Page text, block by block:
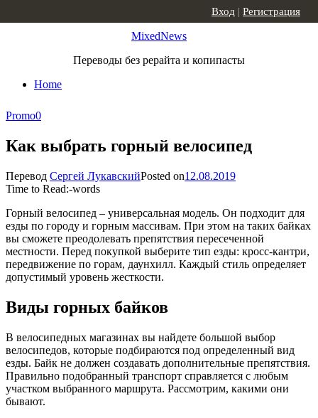
MixedNews
Переводы без рерайта и копипасты
Home
Вход | Регистрация
Promo0
Как выбрать горный велосипед
Перевод Сергей ЛукавскийPosted on12.08.2019
Time to Read:-words
Горный велосипед – универсальная модель. Он подходит для
езды по городу и горным массивам. При этом на таких байках
вы сможете преодолевать препятствия пересеченной
местности. Перед покупкой выберите тип езды: кросс-кантри,
передвижение по горам, даунхилл. Каждый стиль определяет
допустимый уровень жесткости.
Виды горных байков
В велосипедных магазинах вы найдете большой выбор
велосипедов, которые подбираются под определенный вид
езды. Байк не должен создавать дополнительные препятствия.
Правильно подобранный транспорт справляется с любым
участком выбранного маршрута. Рассмотрим, какими они
бывают.